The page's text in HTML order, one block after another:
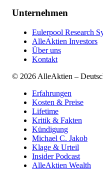
Unternehmen
Eulerpool Research
AlleAktien Investors
Über uns
Kontakt
© 2026 AlleAktien –
Erfahrungen
Kosten & Preise
Lifetime
Kritik & Fakten
Kündigung
Michael C. Jakob
Klage & Urteil
Insider Podcast
AlleAktien Wealth